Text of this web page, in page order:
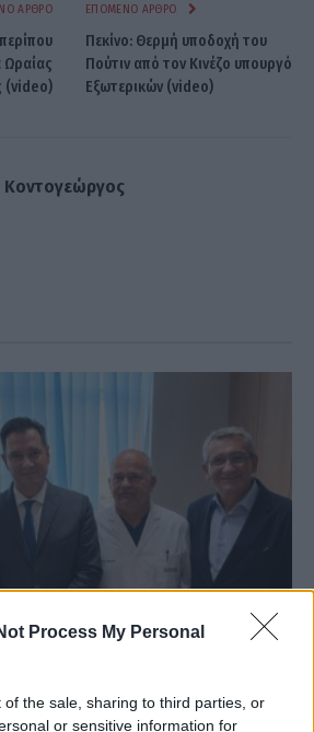
Process My Personal
of the sale, sharing to third parties, or
or sensitive information for
ΆΡΘΡΟ
(video)
ΕΠΌΜΕΝΟ ΆΡΘΡΟ
Πεκίνο: Θερμή υποδοχή του
Πούτιν από τον Κινέζο υπουργό
Εξωτερικών (video)
Κοντογεώργος